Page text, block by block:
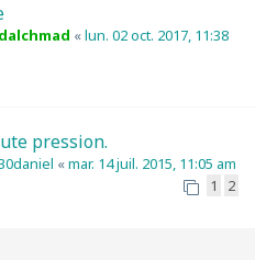
dalchmad «lun. 02 oct. 2017, 11:38
pression.
«mar. 14 juil. 2015, 11:05 am
1 2